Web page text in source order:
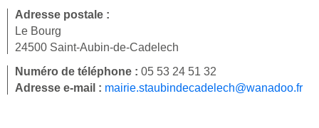
Adresse postale :
Le Bourg
24500 Saint-Aubin-de-Cadelech
Numéro de téléphone : 05 53 24 51 32
Adresse e-mail : mairie.staubindecadelech@wanadoo.fr